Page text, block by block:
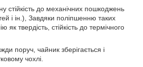
стійкість до механічних пошкоджень
і ін.), Завдяки поліпшенню таких
як твердість, стійкість до термічного
поруч, чайник зберігається і
чохлі.